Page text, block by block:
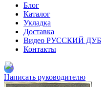
Блог
Каталог
Укладка
Доставка
Видео РУССКИЙ ДУБ
Контакты
Написать руководителю